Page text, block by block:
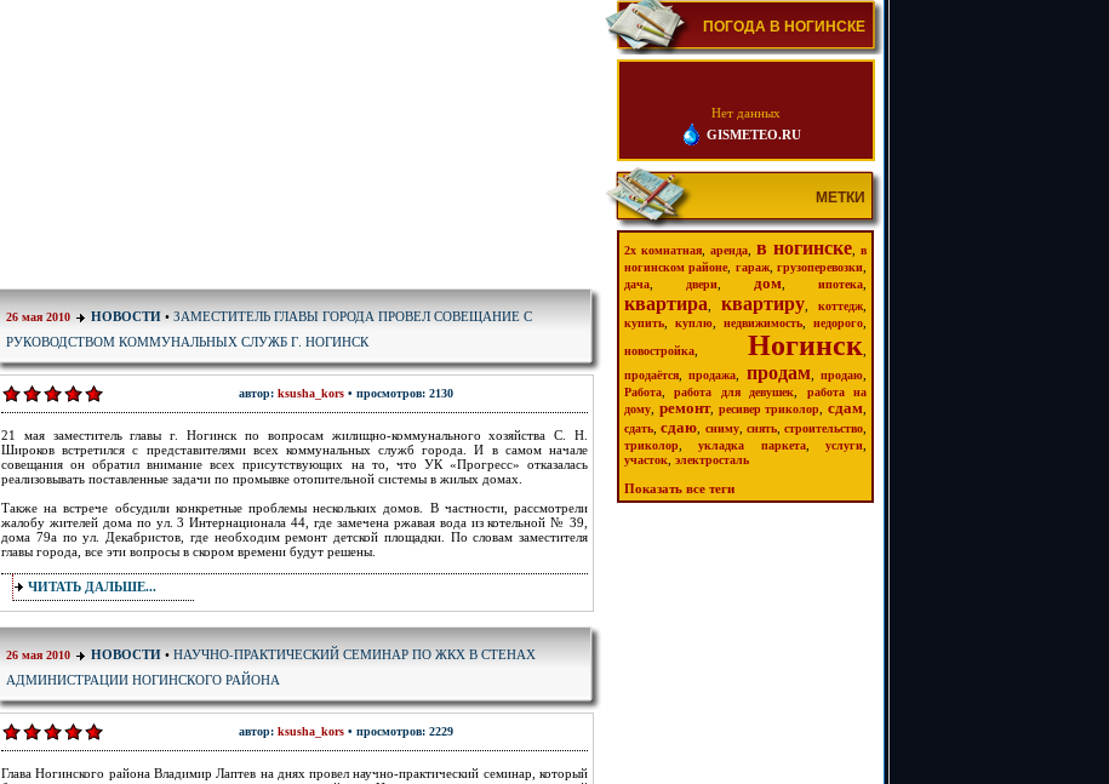
26 мая 2010 НОВОСТИ • ЗАМЕСТИТЕЛЬ ГЛАВЫ ГОРОДА ПРОВЕЛ СОВЕЩАНИЕ С
РУКОВОДСТВОМ КОММУНАЛЬНЫХ СЛУЖБ Г. НОГИНСК
автор: ksusha_kors • просмотров: 2130
21 мая заместитель главы г. Ногинск по вопросам жилищно-коммунального хозяйства С. Н.
Широков встретился с представителями всех коммунальных служб города. И в самом начале
совещания он обратил внимание всех присутствующих на то, что УК «Прогресс» отказалась
реализовывать поставленные задачи по промывке отопительной системы в жилых домах.
Также на встрече обсудили конкретные проблемы нескольких домов. В частности, рассмотрели
жалобу жителей дома по ул. 3 Интернационала 44, где замечена ржавая вода из котельной № 39,
дома 79а по ул. Декабристов, где необходим ремонт детской площадки. По словам заместителя
главы города, все эти вопросы в скором времени будут решены.
ЧИТАТЬ ДАЛЬШЕ...
26 мая 2010 НОВОСТИ • НАУЧНО-ПРАКТИЧЕСКИЙ СЕМИНАР ПО ЖКХ В СТЕНАХ
АДМИНИСТРАЦИИ НОГИНСКОГО РАЙОНА
автор: ksusha_kors • просмотров: 2229
Глава Ногинского района Владимир Лаптев на днях провел научно-практический семинар, который
ПОГОДА В НОГИНСКЕ
Нет данных
GISMETEO.RU
МЕТКИ
2х комнатная аренда в ногинске
в
ногинском районе
гараж,грузоперевозки
дача двери дом ипотека
квартира квартиру коттедж
купить куплю недвижимость недорого
новостройка Ногинск
продаётся ,продажа продам,продаю
Работа ,работа для девушек
работа на
дому
ремонт, ресивер триколор сдам
сдать ,сдаю сниму, снять, строительство
триколор ,укладка паркета,услуги
участок электросталь
Показать все теги